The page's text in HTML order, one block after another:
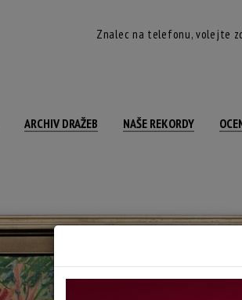
Znalec na telefonu, volejte
ARCHIV DRAŽEB NAŠE REKORDY